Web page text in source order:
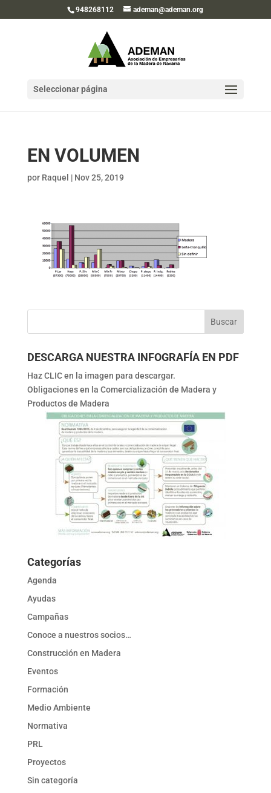
948268112 ademan@ademan.org
Seleccionar página
EN VOLUMEN
por Raquel | Nov 25, 2019
DESCARGA NUESTRA INFOGRAFÍA EN PDF
Haz CLIC en la imagen para descargar.
Obligaciones en la Comercialización de Madera y
Productos de Madera
Categorías
Agenda
Ayudas
Campañas
Conoce a nuestros socios…
Construcción en Madera
Eventos
Formación
Medio Ambiente
Normativa
PRL
Proyectos
Sin categoría